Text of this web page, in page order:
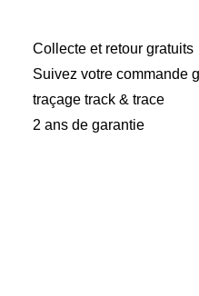
Collecte et retour gratuits
Suivez votre commande
traçage track & trace
2 ans de garantie